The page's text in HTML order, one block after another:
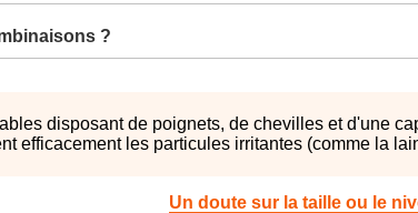
?
disposant de poignets, de chevilles et d'une
efficacement les particules irritantes (comme la
Un doute sur la taille ou le